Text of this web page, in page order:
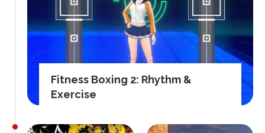
Fitness Boxing 2: Rhythm &
Exercise